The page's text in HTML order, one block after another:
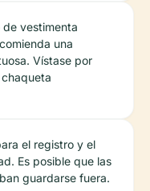
vestimenta
una
Vístase por
el registro y el
Es posible que las
guardarse fuera.